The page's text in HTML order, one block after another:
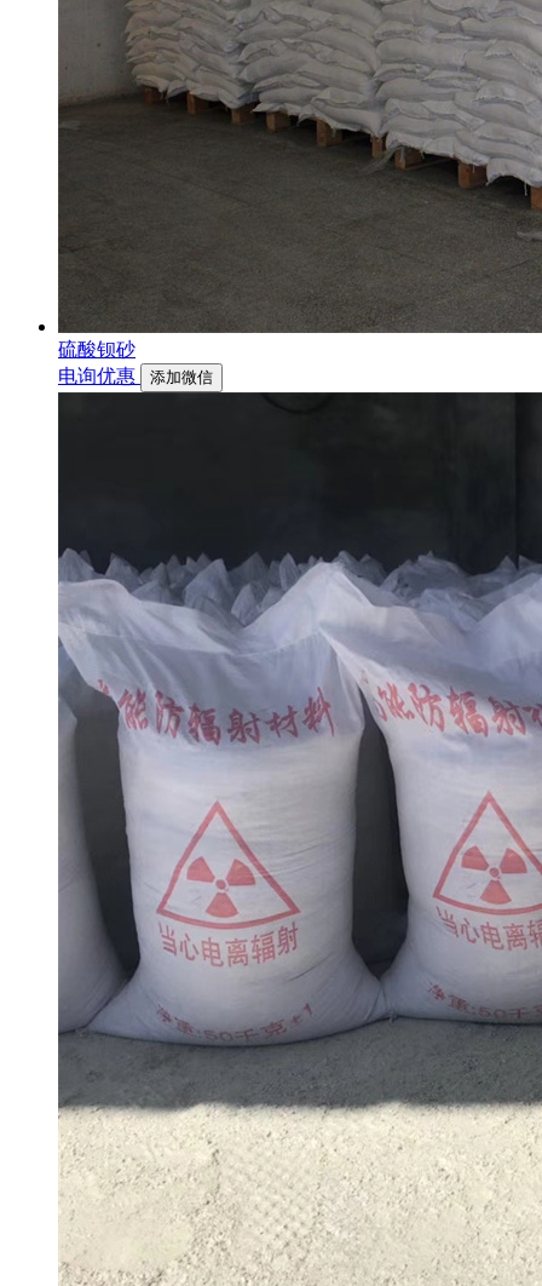
硫酸钡砂
电询优惠
添加微信